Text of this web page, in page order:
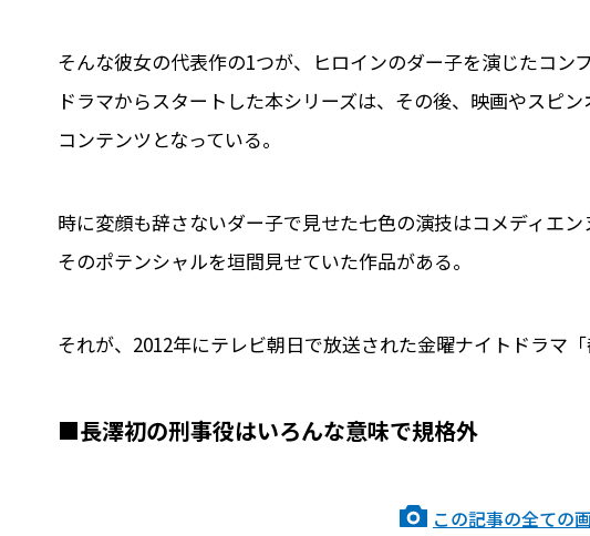
そんな彼女の代表作の1つが、ヒロインのダー子を演じたコン
ドラマからスタートした本シリーズは、その後、映画やスピ
コンテンツとなっている。
時に変顔も辞さないダー子で見せた七色の演技はコメディエ
そのポテンシャルを垣間見せていた作品がある。
それが、2012年にテレビ朝日で放送された金曜ナイトドラマ「
■長澤初の刑事役はいろんな意味で規格外
この記事の全ての